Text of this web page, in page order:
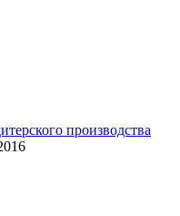
производства